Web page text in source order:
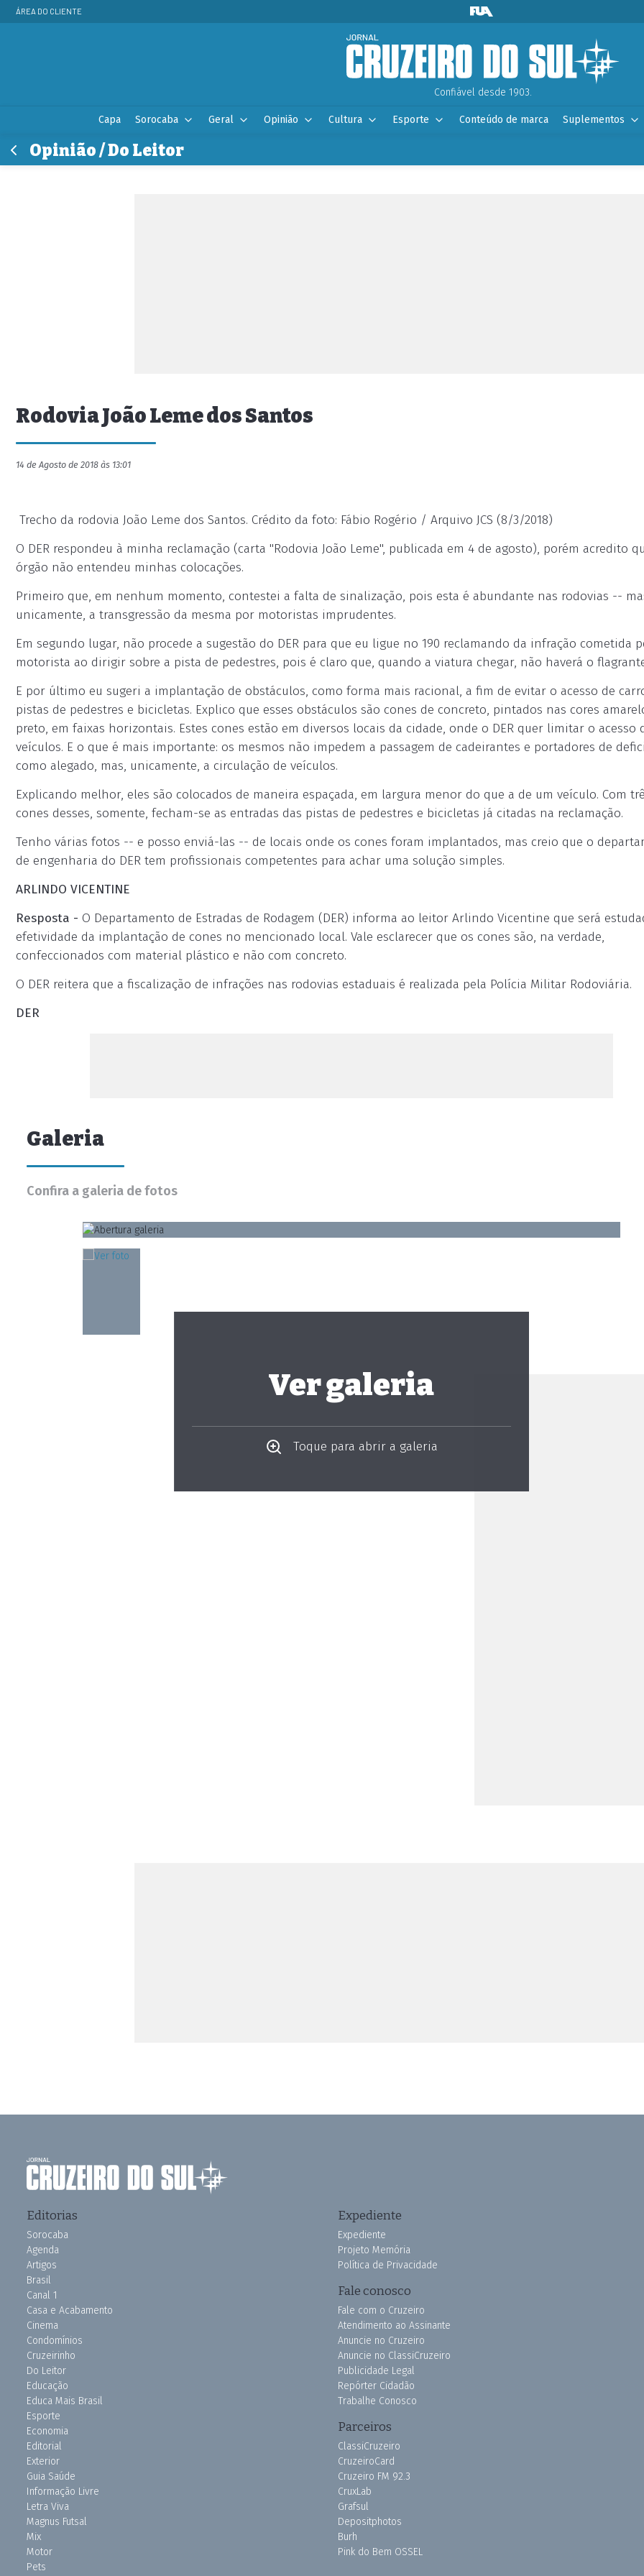
ÁREA DO CLIENTE
Confiável desde 1903.
Capa Sorocaba Geral Opinião Cultura Esporte Conteúdo de marca Suplementos
Opinião / Do Leitor
Rodovia João Leme dos Santos
14 de Agosto de 2018 às 13:01
Trecho da rodovia João Leme dos Santos. Crédito da foto: Fábio Rogério / Arquivo JCS (8/3/2018)
O DER respondeu à minha reclamação (carta "Rodovia João Leme", publicada em 4 de agosto), porém acredito
órgão não entendeu minhas colocações.
Primeiro que, em nenhum momento, contestei a falta de sinalização, pois esta é abundante nas rodovias --
unicamente, a transgressão da mesma por motoristas imprudentes.
Em segundo lugar, não procede a sugestão do DER para que eu ligue no 190 reclamando da infração cometida
motorista ao dirigir sobre a pista de pedestres, pois é claro que, quando a viatura chegar, não haverá o
E por último eu sugeri a implantação de obstáculos, como forma mais racional, a fim de evitar o acesso de
pistas de pedestres e bicicletas. Explico que esses obstáculos são cones de concreto, pintados nas cores
preto, em faixas horizontais. Estes cones estão em diversos locais da cidade, onde o DER quer limitar o acesso
veículos. E o que é mais importante: os mesmos não impedem a passagem de cadeirantes e portadores de
como alegado, mas, unicamente, a circulação de veículos.
Explicando melhor, eles são colocados de maneira espaçada, em largura menor do que a de um veículo. Com
cones desses, somente, fecham-se as entradas das pistas de pedestres e bicicletas já citadas na reclamação.
Tenho várias fotos -- e posso enviá-las -- de locais onde os cones foram implantados, mas creio que o
de engenharia do DER tem profissionais competentes para achar uma solução simples.
ARLINDO VICENTINE
Resposta - O Departamento de Estradas de Rodagem (DER) informa ao leitor Arlindo Vicentine que será
efetividade da implantação de cones no mencionado local. Vale esclarecer que os cones são, na verdade,
confeccionados com material plástico e não com concreto.
O DER reitera que a fiscalização de infrações nas rodovias estaduais é realizada pela Polícia Militar Rodoviária.
DER
Galeria
Confira a galeria de fotos
Ver galeria
Toque para abrir a galeria
Editorias
Sorocaba
Agenda
Artigos
Brasil
Canal 1
Casa e Acabamento
Cinema
Condomínios
Cruzeirinho
Do Leitor
Educação
Educa Mais Brasil
Esporte
Economia
Editorial
Exterior
Guia Saúde
Informação Livre
Letra Viva
Magnus Futsal
Mix
Motor
Pets
Expediente
Expediente
Projeto Memória
Política de Privacidade
Fale conosco
Fale com o Cruzeiro
Atendimento ao Assinante
Anuncie no Cruzeiro
Anuncie no ClassiCruzeiro
Publicidade Legal
Repórter Cidadão
Trabalhe Conosco
Parceiros
ClassiCruzeiro
CruzeiroCard
Cruzeiro FM 92.3
CruxLab
Grafsul
Depositphotos
Burh
Pink do Bem OSSEL